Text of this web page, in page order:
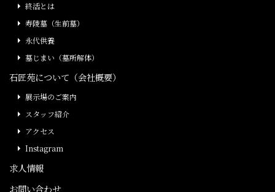
終活とは
寿陵墓（生前墓）
永代供養
墓じまい（墓所解体）
石匠苑について（会社概要）
展示場のご案内
スタッフ紹介
アクセス
Instagram
求人情報
お問い合わせ